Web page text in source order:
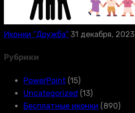
Иконки “Дружба” 31 декабря, 2023
Рубрики
PowerPoint (15)
Uncategorized (13)
Бесплатные иконки (890)